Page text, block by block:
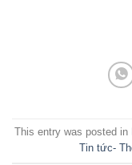
This entry was posted in
Tin tức-